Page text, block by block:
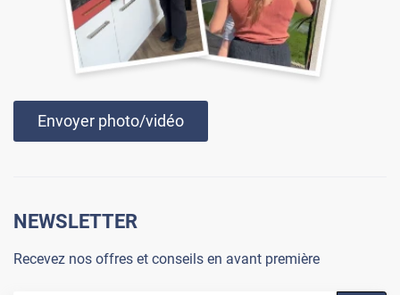
Envoyer photo/vidéo
NEWSLETTER
Recevez nos offres et conseils en avant première